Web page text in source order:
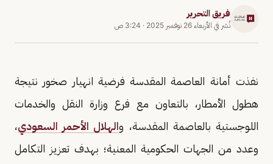
فريق التحرير
نُشر في الأربعاء 26 نوفمبر 2025 · 3:24 ص
نفذت أمانة العاصمة المقدسة فرضية انهيار صخور نتيجة
هطول الأمطار، بالتعاون مع فرع وزارة النقل والخدمات
اللوجستية بالعاصمة المقدسة، والهلال الأحمر السعودي،
وعدد من الجهات الحكومية المعنية؛ بهدف تعزيز التكامل